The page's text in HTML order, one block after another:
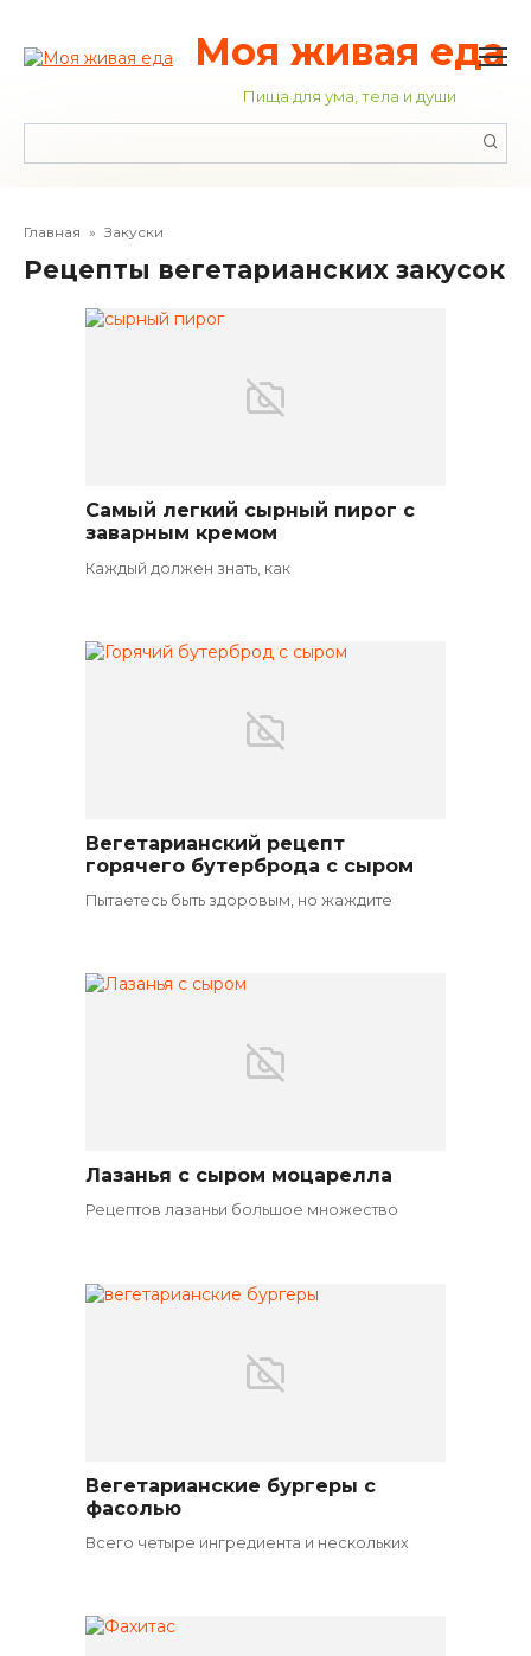
контенту
Моя живая еда
Пища для ума, тела и души
Главная » Закуски
Рецепты вегетарианских закусок
Самый легкий сырный пирог с
заварным кремом
Каждый должен знать, как
Вегетарианские закуски
Вегетарианский рецепт
горячего бутерброда с сыром
Пытаетесь быть здоровым, но жаждите
Вегетарианские блюда
Лазанья с сыром моцарелла
Рецептов лазаньи большое множество
Вегетарианские закуски
Вегетарианские бургеры с
фасолью
Всего четыре ингредиента и нескольких